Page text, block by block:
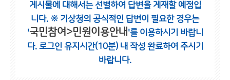
게시물에 대해서는 선별하여 답변을 게재할 예정입
니다. ※ 기상청의 공식적인 답변이 필요한 경우는
'국민참여>민원이용안내 '를 이용하시기 바랍니
다. 로그인 유지시간(10분) 내 작성 완료하여 주시기
바랍니다.